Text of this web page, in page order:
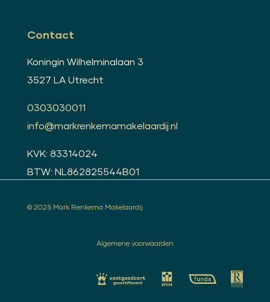
Contact
Koningin Wilhelminalaan 3
3527 LA Utrecht
0303030011
info@markrenkemamakelaardij.nl
KVK: 83314024
BTW: NL862825544B01
© 2025 Mark Renkema Makelaardij
Algemene voorwaarden